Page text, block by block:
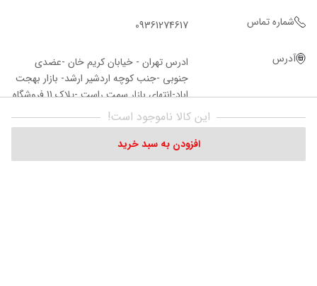
این کالا ناموجود است!
افزودن به سبد خرید
شماره تماس 09361274617
آدرس
ادرس تهران - خیابان کریم خان -عضدی
جنوبی -جنب کوچه اردشیر ارشد- بازار بهجت
اباد-انتهای بازار سمت راست -پلاک 11 فروشگاه‌
نوری